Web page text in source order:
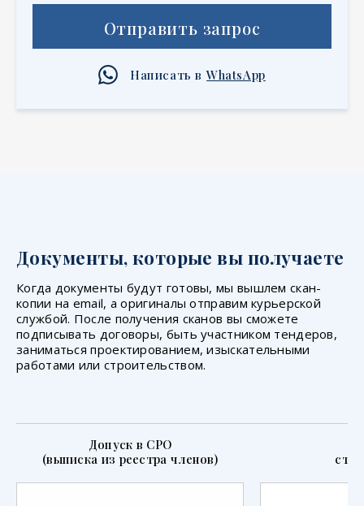
Отправить запрос
Написать в WhatsApp
Документы, которые вы получаете
Когда документы будут готовы, мы вышлем скан-
копии на email, а оригиналы отправим курьерской
службой. После получения сканов вы сможете
подписывать договоры, быть участником тендеров,
заниматься проектированием, изыскательными
работами или строительством.
Допуск в СРО
(выписка из реестра членов)